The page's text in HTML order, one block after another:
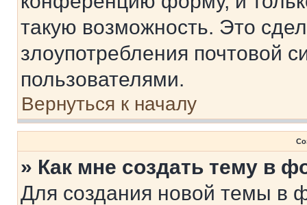
такую возможность. Это
злоупотребления почтовой
пользователями.
Вернуться к началу
» Как мне создать тему в
Для создания новой темы в